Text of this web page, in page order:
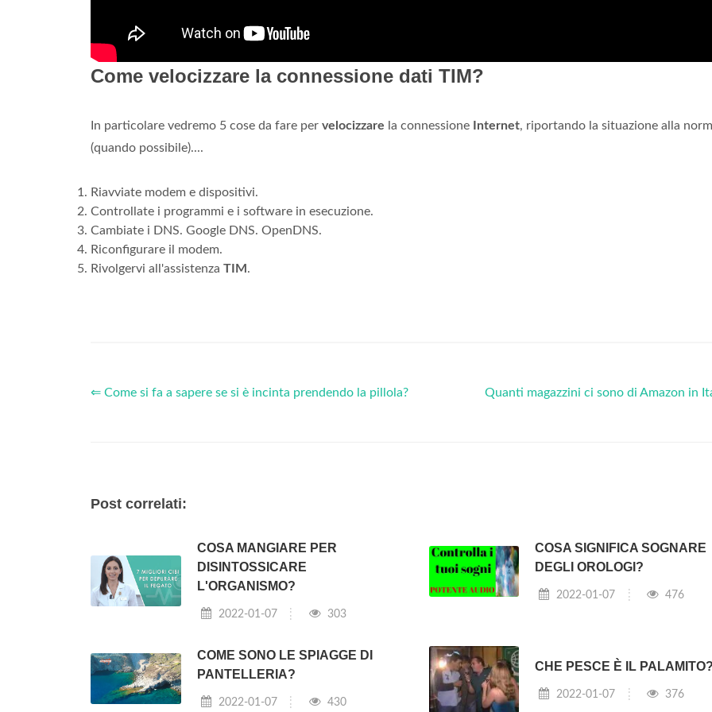
Come velocizzare la connessione dati TIM?
In particolare vedremo 5 cose da fare per velocizzare la connessione Internet, riportando la situazione alla
(quando possibile)....
Riavviate modem e dispositivi.
Controllate i programmi e i software in esecuzione.
Cambiate i DNS. Google DNS. OpenDNS.
Riconfigurare il modem.
Rivolgervi all'assistenza TIM .
⇐ Come si fa a sapere se si è incinta prendendo la pillola? Quanti magazzini ci sono di Amazon in
Post correlati:
COSA MANGIARE PER
DISINTOSSICARE
L'ORGANISMO?
2022-01-07 303
COSA SIGNIFICA SOGNARE
DEGLI OROLOGI?
2022-01-07 476
COME SONO LE SPIAGGE DI
PANTELLERIA?
2022-01-07 430
CHE PESCE È IL
2022-01-07 376